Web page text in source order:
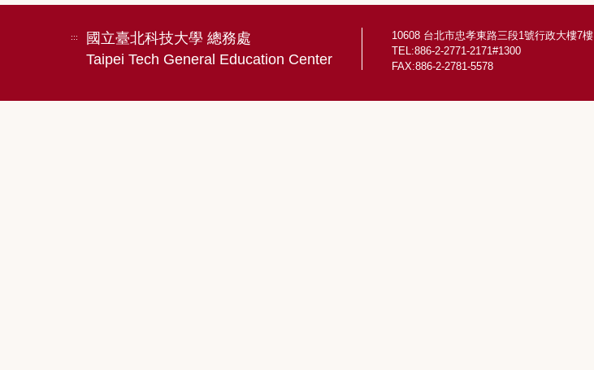
:::
國立臺北科技大學 總務處
Taipei Tech General Education Center
10608 台北市忠孝東路三段1號行政大樓7樓
TEL:886-2-2771-2171#1300
FAX:886-2-2781-5578